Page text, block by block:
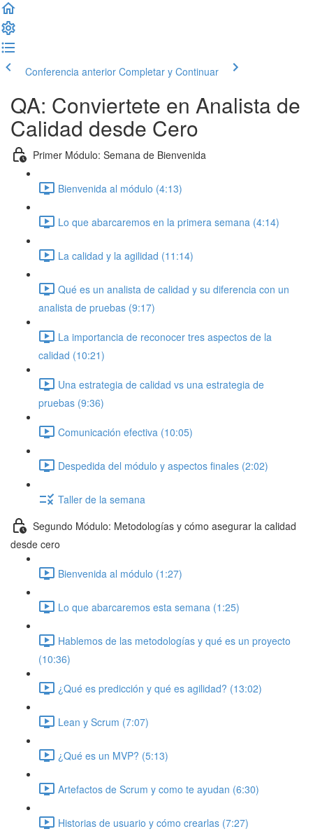
Conferencia anterior Completar y Continuar
QA: Conviertete en Analista de
Calidad desde Cero
Primer Módulo: Semana de Bienvenida
Bienvenida al módulo (4:13)
Lo que abarcaremos en la primera semana (4:14)
La calidad y la agilidad (11:14)
Qué es un analista de calidad y su diferencia con un
analista de pruebas (9:17)
La importancia de reconocer tres aspectos de la
calidad (10:21)
Una estrategia de calidad vs una estrategia de
pruebas (9:36)
Comunicación efectiva (10:05)
Despedida del módulo y aspectos finales (2:02)
Taller de la semana
Segundo Módulo: Metodologías y cómo asegurar la calidad
desde cero
Bienvenida al módulo (1:27)
Lo que abarcaremos esta semana (1:25)
Hablemos de las metodologías y qué es un proyecto
(10:36)
¿Qué es predicción y qué es agilidad? (13:02)
Lean y Scrum (7:07)
¿Qué es un MVP? (5:13)
Artefactos de Scrum y como te ayudan (6:30)
Historias de usuario y cómo crearlas (7:27)